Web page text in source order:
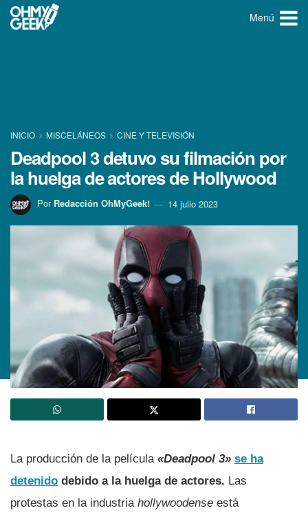
Menú
INICIO MISCELÁNEOS CINE Y TELEVISIÓN
Deadpool 3 detuvo su filmación por
la huelga de actores de Hollywood
Por Redacción OhMyGeek! 14 julio 2023
La producción de la película «Deadpool 3» se ha
detenido debido a la huelga de actores. Las
protestas en la industria hollywoodense está